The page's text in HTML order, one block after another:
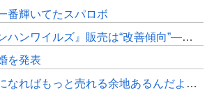
番輝いてたスパロボ
ズ』販売は“改善傾向”―中長期でワールド超え目指す」
を発表
ればもっと売れる余地あるんだよな。